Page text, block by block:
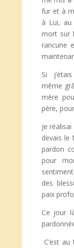
fur et à
à Lui, au
mort sur
rancune
Si
même
mère
père,
Je
devais le
pardon
pour
des
paix
Ce jour
C’est